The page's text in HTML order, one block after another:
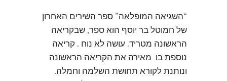
“השגיאה המופלאה” ספר השירים האחרון
של חמוטל בר יוסף הוא ספר, שבקריאה
הראשונה מטריד. עושה לא נוח . קריאה
נוספת בו מאירה את הקריאה הראשונה
ונותנת לקורא תחושת השלמה וחמלה.